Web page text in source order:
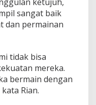
sangat baik
dan permainan
tidak bisa
mereka.
bermain dengan
Rian.